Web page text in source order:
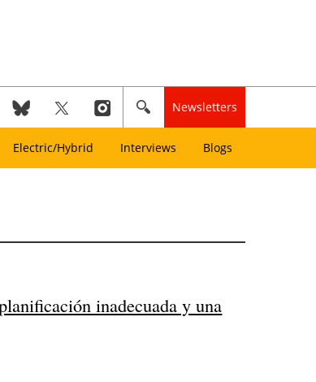
Newsletters
Electric/Hybrid Interviews Blogs
inadecuada y una